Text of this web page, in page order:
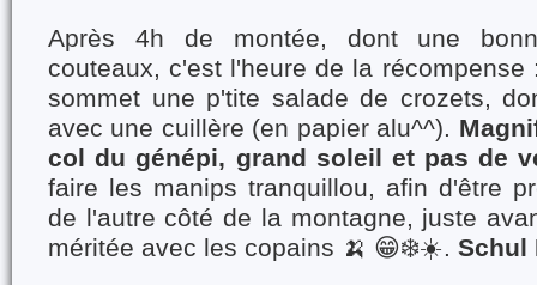
Après 4h de montée, dont une
couteaux, c'est l'heure de la récompense
sommet une p'tite salade de crozets,
avec une cuillère (en papier alu^^).
col du génépi, grand soleil et pas de
faire les manips tranquillou, afin d'être
de l'autre côté de la montagne, juste
méritée avec les copains 🍌 😁❄️☀️. Schul